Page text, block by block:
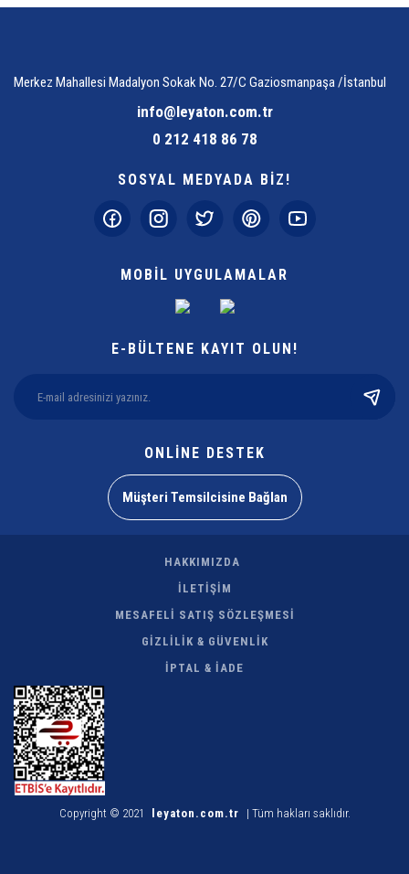
Merkez Mahallesi Madalyon Sokak No. 27/C Gaziosmanpaşa /İstanbul
info@leyaton.com.tr
0 212 418 86 78
SOSYAL MEDYADA BİZ!
MOBİL UYGULAMALAR
E-BÜLTENE KAYIT OLUN!
ONLİNE DESTEK
Müşteri Temsilcisine Bağlan
HAKKIMIZDA
İLETİŞİM
MESAFELİ SATIŞ SÖZLEŞMESİ
GİZLİLİK & GÜVENLİK
İPTAL & İADE
Copyright © 2021 leyaton.com.tr | Tüm hakları saklıdır.